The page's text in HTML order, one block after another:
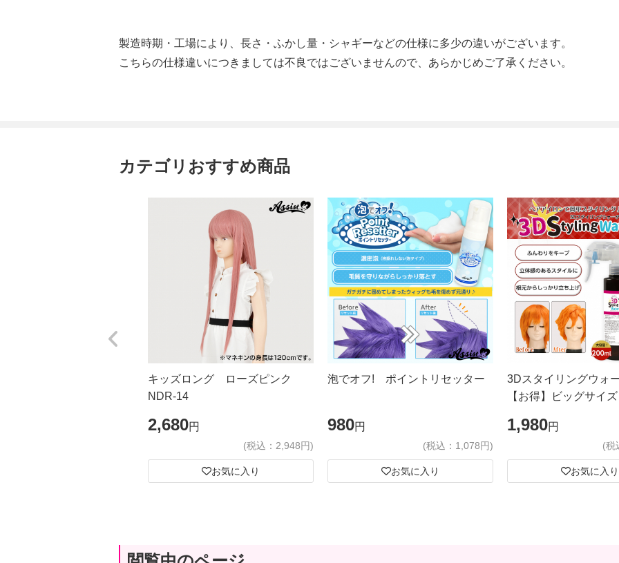
製造時期・工場により、長さ・ふかし量・シャギーなどの仕様に多少の違いがございます。
こちらの仕様違いにつきましては不良ではございませんので、あらかじめご了承ください。
カテゴリおすすめ商品
キッズロング ローズピンク
NDR-14
2,680円
(税込：2,948円)
お気に入り
泡でオフ! ポイントリセッター
980円
(税込：1,078円)
お気に入り
3Dスタイリングウ
【お得】ビッグサイズ
1,980円
(税
お気に入り